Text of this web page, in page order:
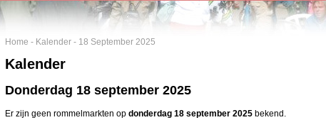
Home - Kalender - 18 September 2025
Kalender
Donderdag 18 september 2025
Er zijn geen rommelmarkten op donderdag 18 september 2025 bekend.